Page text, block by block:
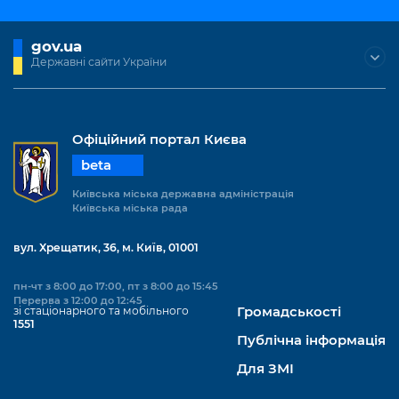
gov.ua
Державні сайти України
Офіційний портал Києва
beta
Київська міська державна адміністрація
Київська міська рада
вул. Хрещатик, 36, м. Київ, 01001
пн-чт з 8:00 до 17:00, пт з 8:00 до 15:45
Перерва з 12:00 до 12:45
зі стаціонарного та мобільного
1551
Громадськості
Публічна інформація
Для ЗМІ